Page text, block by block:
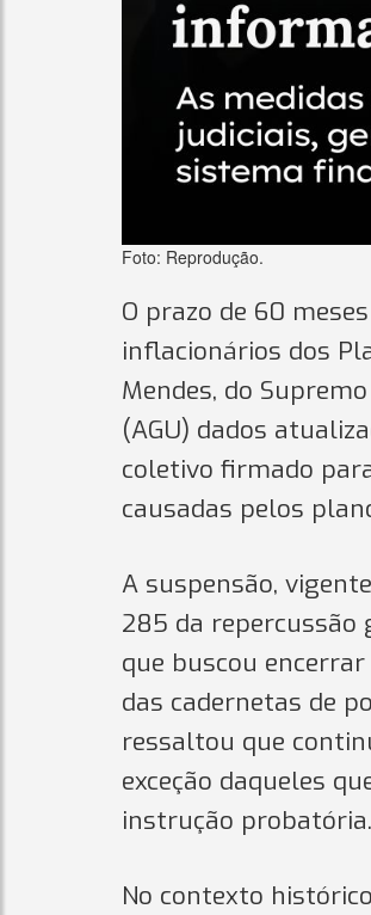
Foto: Reprodução.
O prazo de 60
inflacionários dos
Mendes, do
(AGU) dados
coletivo firmado
causadas pelos
A suspensão,
285 da repercussão
que buscou
das cadernetas de
ressaltou que
exceção daqueles
instrução probatória.
No contexto